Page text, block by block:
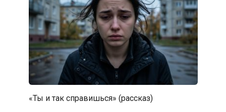
«Ты и так справишься» (рассказ)